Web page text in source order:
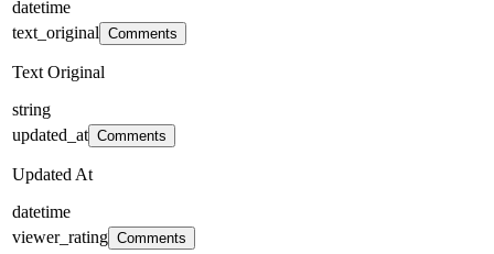
datetime
text_original Comments
Text Original
string
updated_at Comments
Updated At
datetime
viewer_rating Comments